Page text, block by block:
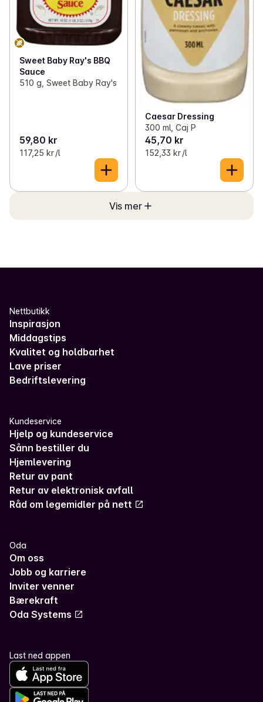
Sweet Baby Ray's BBQ
Sauce
510 g, Sweet Baby Ray's
59,80 kr
117,25 kr /l
Caesar Dressing
300 ml, Caj P
45,70 kr
152,33 kr /l
Vis mer
Nettbutikk
Inspirasjon
Middagstips
Kvalitet og holdbarhet
Lave priser
Bedriftslevering
Kundeservice
Hjelp og kundeservice
Sånn bestiller du
Hjemlevering
Retur av pant
Retur av elektronisk avfall
Råd om legemidler på nett
Oda
Om oss
Jobb og karriere
Inviter venner
Bærekraft
Oda Systems
Last ned appen